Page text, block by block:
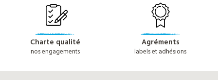
Charte qualité
nos engagements
Agréments
labels et adhésions